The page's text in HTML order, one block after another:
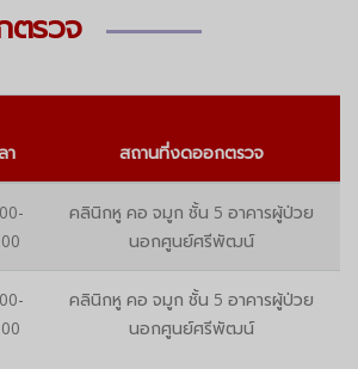
ตรวจ
า สถานที่งดออกตรวจ
คลินิกหู คอ จมูก ชั้น 5 อาคารผู้ป่วย
นอกศูนย์ศรีพัฒน์
คลินิกหู คอ จมูก ชั้น 5 อาคารผู้ป่วย
นอกศูนย์ศรีพัฒน์